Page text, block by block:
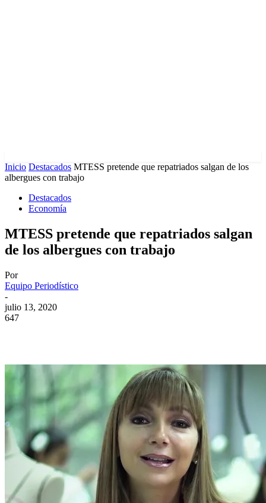
Inicio Destacados MTESS pretende que repatriados salgan de los
albergues con trabajo
Destacados
Economía
MTESS pretende que repatriados salgan
de los albergues con trabajo
Por
Equipo Periodístico
-
julio 13, 2020
647